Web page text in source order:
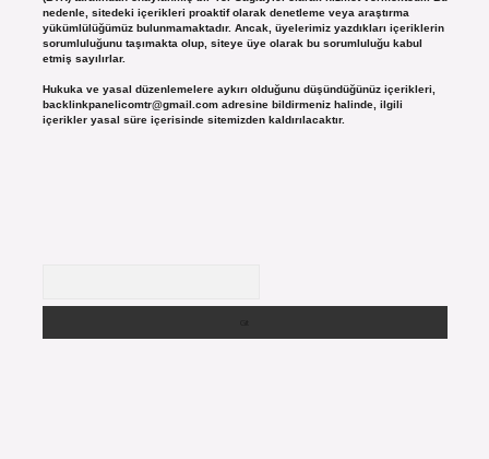
nedenle, sitedeki içerikleri proaktif olarak denetleme veya araştırma
yükümlülüğümüz bulunmamaktadır. Ancak, üyelerimiz yazdıkları içeriklerin
sorumluluğunu taşımakta olup, siteye üye olarak bu sorumluluğu kabul
etmiş sayılırlar.
Hukuka ve yasal düzenlemelere aykırı olduğunu düşündüğünüz içerikleri,
backlinkpanelicomtr@gmail.comadresine bildirmeniz halinde, ilgili
içerikler yasal süre içerisinde sitemizden kaldırılacaktır.